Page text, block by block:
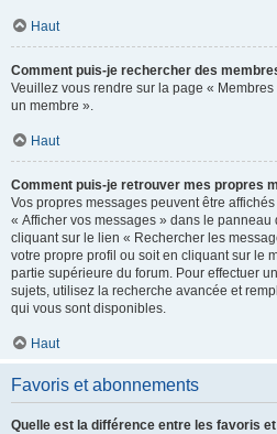
Haut
Comment puis-je rechercher des
Veuillez vous rendre sur la page «
un membre ».
Haut
Comment puis-je retrouver mes propres
Vos propres messages peuvent être
« Afficher vos messages » dans le panneau
cliquant sur le lien « Rechercher les
votre propre profil ou soit en cliquant sur le
partie supérieure du forum. Pour effectuer
sujets, utilisez la recherche avancée et
qui vous sont disponibles.
Haut
Favoris et abonnements
Quelle est la différence entre les favoris